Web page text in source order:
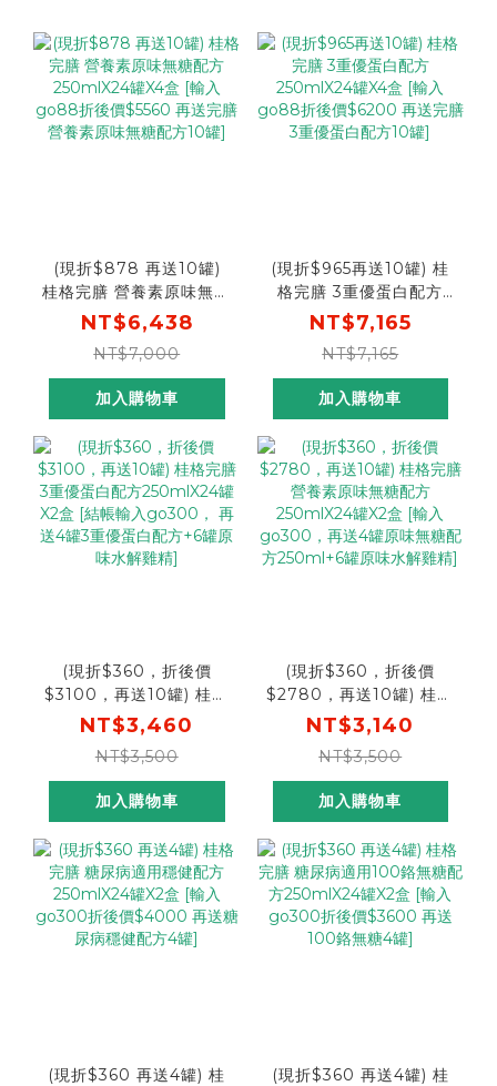
(現折$878 再送10罐)
桂格完膳 營養素原味無糖
配方250mlX24罐X4盒
[輸入go88折後價$5560
再送完膳營養素原味無糖
配方10罐]
NT$6,438
NT$7,000
加入購物車
(現折$965再送10罐) 桂
格完膳 3重優蛋白配方
250mlX24罐X4盒 [輸入
go88折後價$6200 再
送完膳3重優蛋白配方10
罐]
NT$7,165
NT$7,165
加入購物車
(現折$360，折後價
$3100，再送10罐) 桂格
完膳 3重優蛋白配方
250mlX24罐X2盒 [結帳
輸入go300， 再送4罐3
重優蛋白配方+6罐原味水
解雞精]
NT$3,460
NT$3,500
加入購物車
(現折$360，折後價
$2780，再送10罐) 桂格
完膳 營養素原味無糖配方
250mlX24罐X2盒 [輸入
go300，再送4罐原味無
糖配方250ml+6罐原味
水解雞精]
NT$3,140
NT$3,500
加入購物車
(現折$360 再送4罐) 桂
(現折$360 再送4罐) 桂